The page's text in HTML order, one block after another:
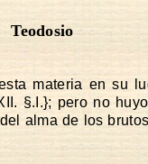
Teodosio
materia en su
§.I.}; pero no
alma de los